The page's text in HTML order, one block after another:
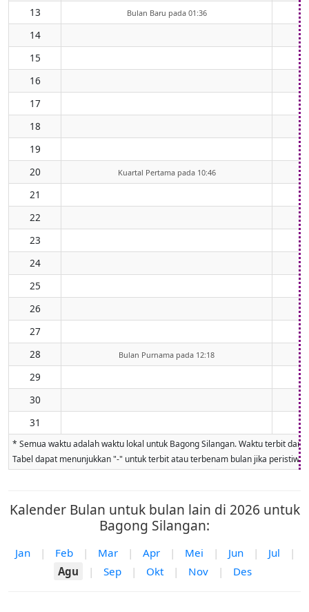
13 Bulan Baru pada 01:36
14
15
16
17
18
19
20
Kuartal Pertama pada 10:46
21
22
23
24
25
26
27
28
Bulan Purnama pada 12:18
29
30
31
* Semua waktu adalah waktu lokal untuk Bagong Silangan. Waktu terbit
Tabel dapat menunjukkan "-" untuk terbit atau terbenam bulan jika
Kalender Bulan untuk bulan lain di 2026 untuk
Bagong Silangan:
Jan | Feb | Mar | Apr | Mei | Jun | Jul
|
Agu
| Sep | Okt | Nov | Des